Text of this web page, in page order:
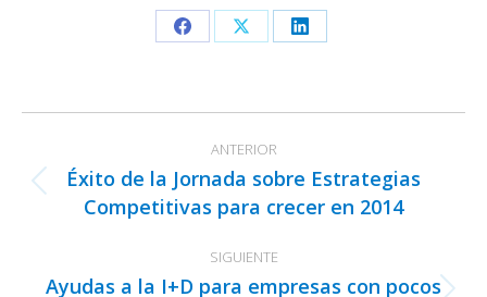
Share
Facebook
Share
X
Share
LinkedIn
entre
publicaciones
ANTERIOR
Publicación
anterior:
Éxito de la Jornada sobre Estrategias
Competitivas para crecer en 2014
SIGUIENTE
Ayudas a la I+D para empresas con pocos